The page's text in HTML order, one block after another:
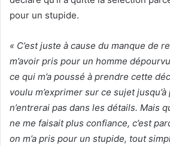
pour un stupide.
« C’est juste à cause du manque de
m’avoir pris pour un homme
ce qui m’a poussé à prendre cette
voulu m’exprimer sur ce sujet
n’entrerai pas dans les détails. Mais
ne me faisait plus confiance, c’est
on m’a pris pour un stupide, tout